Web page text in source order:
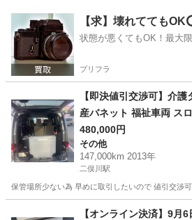
神奈川 藤沢市 辻堂駅 オッティ
【求】壊れてても
状態が悪くてもOK！最大
プリフラ
【即決値引交渉可】介
産バネット 福祉車両 ス
480,000円
その他
147,000km 2013年
二俣川駅
保管場所少ない為 早めに取引したいので 値引交渉
二俣川駅 その他
【オンライン決済】9